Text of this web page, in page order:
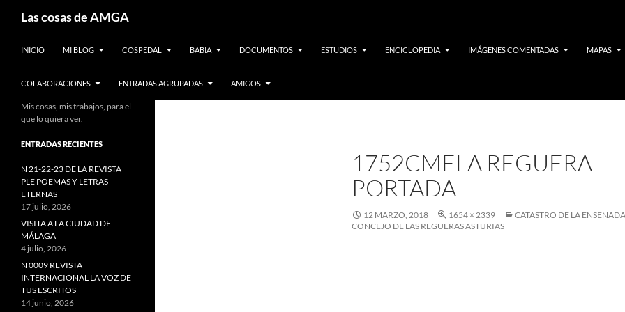
Las cosas de AMGA
INICIO MI BLOG COSPEDAL BABIA DOCUMENTOS ESTUDIOS ENCICLOPEDIA IMÁGENES COMENTADAS MAPAS
COLABORACIONES ENTRADAS AGRUPADAS AMIGOS
1752CMELA REGUERA
PORTADA
12 MARZO, 2018 1654 × 2339
CATASTRO DE LA
CONCEJO DE LAS REGUERAS ASTURIAS
Mis cosas, mis trabajos, para el
que lo quiera ver.
ENTRADAS RECIENTES
N 21-22-23 DE LA REVISTA
PLE POEMAS Y LETRAS
ETERNAS
17 julio, 2026
VISITA A LA CIUDAD DE
MÁLAGA
4 julio, 2026
N 0009 REVISTA
INTERNACIONAL LA VOZ DE
TUS ESCRITOS
14 junio, 2026